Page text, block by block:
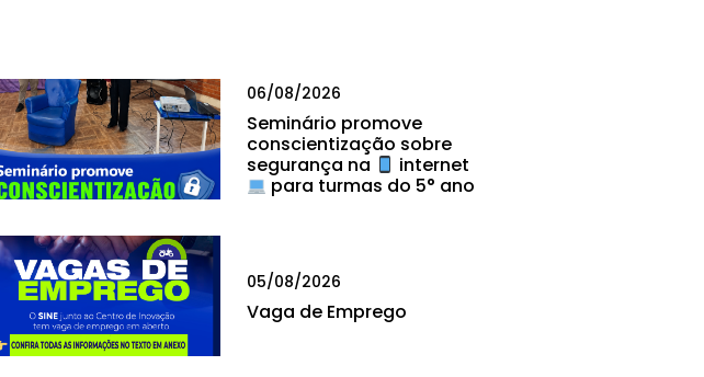
06/08/2026
Seminário promove
conscientização sobre
segurança na
internet
para turmas do 5° ano
05/08/2026
Vaga de Emprego